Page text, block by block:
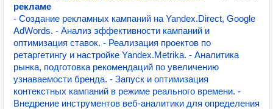
рекламе
- Создание рекламных кампаний на Yandex.Direct, Google
AdWords. - Анализ эффективности кампаний и
оптимизация ставок. - Реализация проектов по
ретаргетингу и настройке Yandex.Metrika. - Аналитика
рынка, подготовка рекомендаций по увеличению
узнаваемости бренда. - Запуск и оптимизация
контекстных кампаний в режиме реального времени. -
Внедрение инструментов веб-аналитики для определения